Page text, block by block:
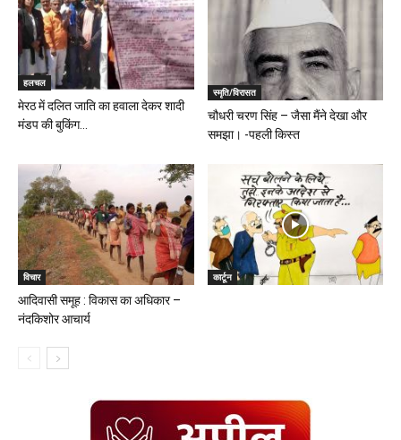
हलचल
मेरठ में दलित जाति का हवाला देकर शादी
मंडप की बुकिंग...
स्मृति/विरासत
चौधरी चरण सिंह – जैसा मैंने देखा और
समझा। -पहली किस्त
विचार
आदिवासी समूह : विकास का अधिकार –
नंदकिशोर आचार्य
कार्टून